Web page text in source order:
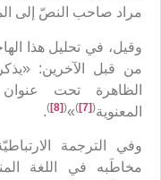
مراد صاحب النصّ إلى
وقيل، في تحليل هذا
من قبل الآخرين:
الظاهرة تحت عنوان
المعنوية(
[7]
)
»
(
[8]
)
.
وفي الترجمة
مخاطَبه في اللغة